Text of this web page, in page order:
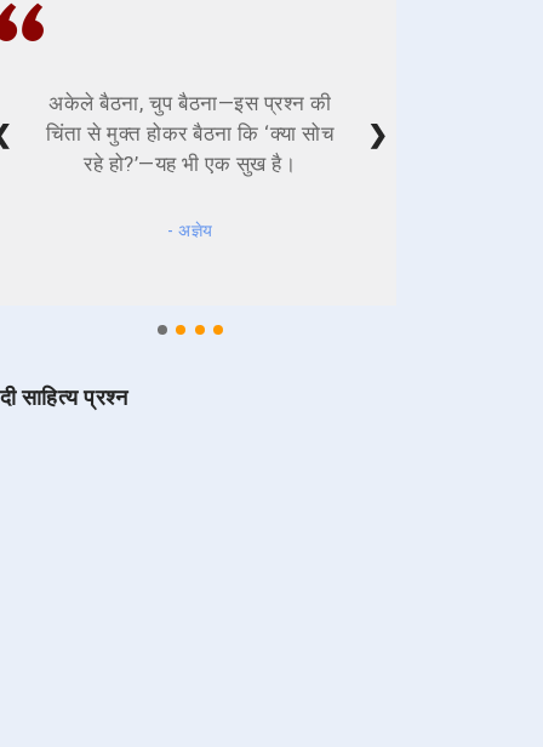
अकेले बैठना, चुप बैठना—इस प्रश्न की
चिंता से मुक्त होकर बैठना कि ‘क्या सोच
रहे हो?’—यह भी एक सुख है।
- अज्ञेय
❯
साहित्य प्रश्न